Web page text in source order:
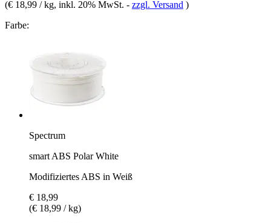
(€ 18,99 / kg, inkl. 20% MwSt. - zzgl. Versand )
Farbe:
Spectrum
smart ABS Polar White
Modifiziertes ABS in Weiß
€ 18,99
(€ 18,99 / kg)